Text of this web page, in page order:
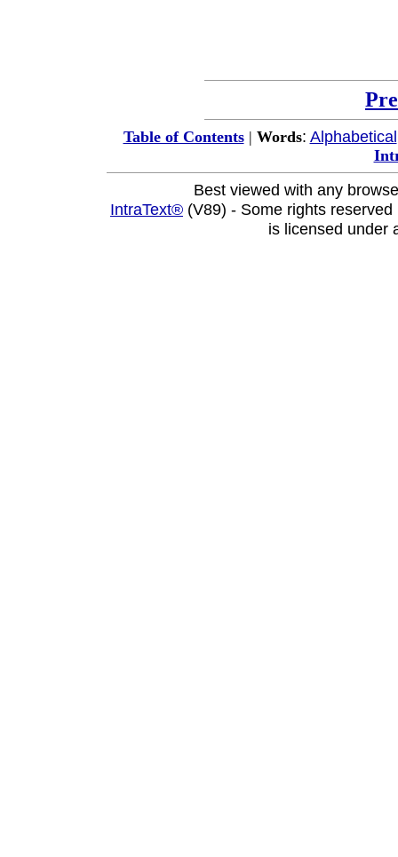
Table of Contents| Words: Alphabetical
Best viewed with any
IntraText® (V89) - Some rights
is licensed under